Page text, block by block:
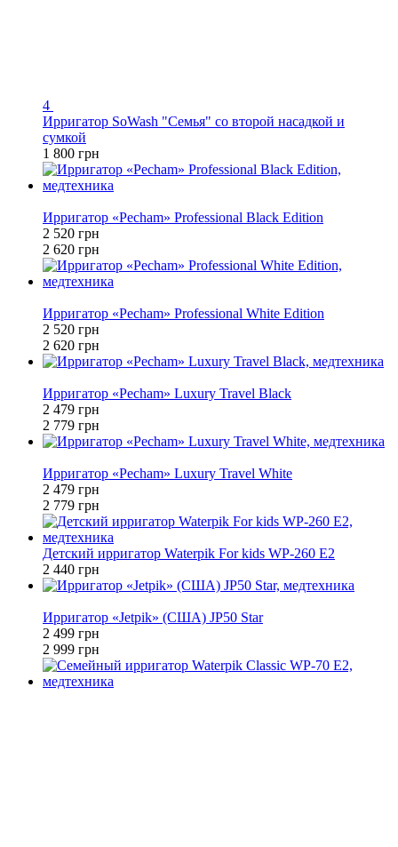
4
Ирригатор SoWash "Семья" со второй насадкой и
сумкой
1 800 грн
Ирригатор «Pecham» Professional Black Edition
2 520 грн
2 620 грн
Ирригатор «Pecham» Professional White Edition
2 520 грн
2 620 грн
Ирригатор «Pecham» Luxury Travel Black
2 479 грн
2 779 грн
Ирригатор «Pecham» Luxury Travel White
2 479 грн
2 779 грн
Детский ирригатор Waterpik For kids WP-260 E2
2 440 грн
Ирригатор «Jetpik» (США) JP50 Star
2 499 грн
2 999 грн